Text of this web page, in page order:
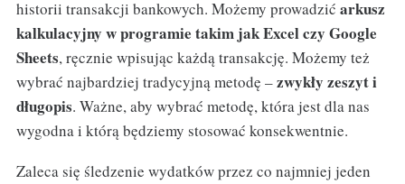
historii transakcji bankowych. Możemy prowadzić arkusz
kalkulacyjny w programie takim jak Excel czy Google
Sheets, ręcznie wpisując każdą transakcję. Możemy też
wybrać najbardziej tradycyjną metodę –zwykły zeszyt i
długopis. Ważne, aby wybrać metodę, która jest dla nas
wygodna i którą będziemy stosować konsekwentnie.
Zaleca się śledzenie wydatków przez co najmniej jeden